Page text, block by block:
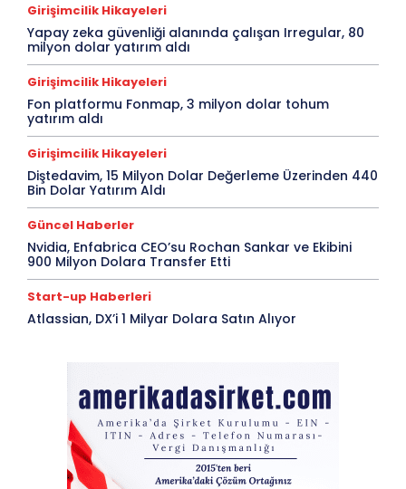
Girişimcilik Hikayeleri
Yapay zeka güvenliği alanında çalışan Irregular, 80
milyon dolar yatırım aldı
Girişimcilik Hikayeleri
Fon platformu Fonmap, 3 milyon dolar tohum
yatırım aldı
Girişimcilik Hikayeleri
Diştedavim, 15 Milyon Dolar Değerleme Üzerinden 440
Bin Dolar Yatırım Aldı
Güncel Haberler
Nvidia, Enfabrica CEO’su Rochan Sankar ve Ekibini
900 Milyon Dolara Transfer Etti
Start-up Haberleri
Atlassian, DX’i 1 Milyar Dolara Satın Alıyor